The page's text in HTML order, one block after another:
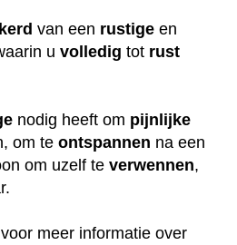
van een rustige en
u volledig tot rust
nodig heeft om pijnlijke
om te ontspannen na een
om uzelf te verwennen,
meer informatie over